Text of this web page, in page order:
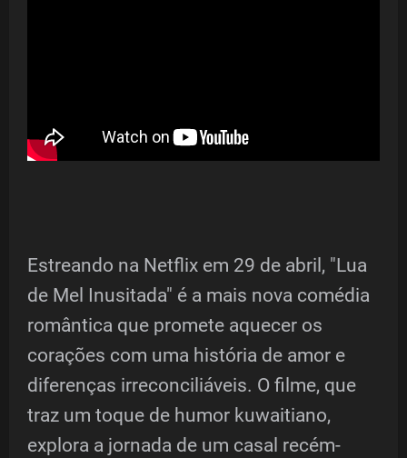
Estreando na Netflix em 29 de abril, "Lua
de Mel Inusitada" é a mais nova comédia
romântica que promete aquecer os
corações com uma história de amor e
diferenças irreconciliáveis. O filme, que
traz um toque de humor kuwaitiano,
explora a jornada de um casal recém-